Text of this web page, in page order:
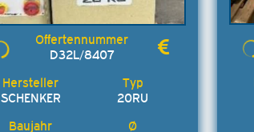
D32L/8407
SCHENKER 20RU